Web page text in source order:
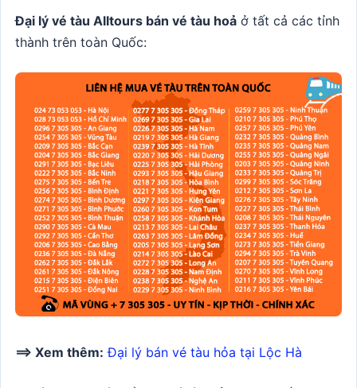
Đại lý vé tàu Alltours bán vé tàu hoả ở tất cả các tỉnh
thành trên toàn Quốc:
==> Xem thêm: Đại lý bán vé tàu hỏa tại Lộc Hà